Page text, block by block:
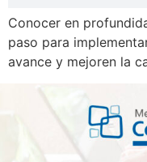
Conocer en
paso para
avance y mejoren la